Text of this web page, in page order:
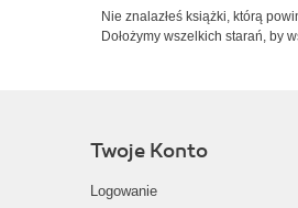
Nie znalazłeś książki, którą
Dołożymy wszelkich starań, by
Twoje Konto
Logowanie